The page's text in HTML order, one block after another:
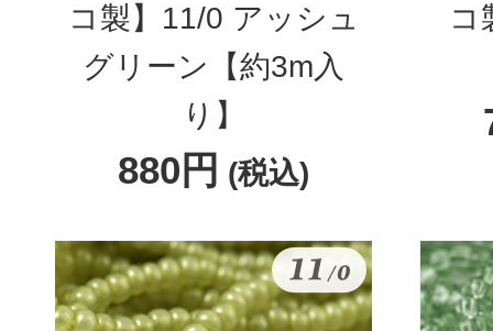
コ製】11/0 アッシュ
グリーン【約3m入
り】
880円 (税込)
コ